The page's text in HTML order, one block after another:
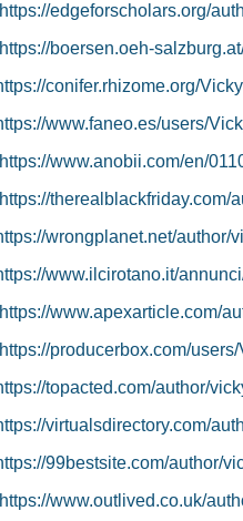
https://edgeforscholars.org/
https://boersen.oeh-
conifer.rhizome.org/
www.faneo.es/users/
https://www.anobii.com/en/
https://therealblackfriday.com/
wrongplanet.net/author/
www.ilcirotano.it/
https://www.apexarticle.com/
https://producerbox.com/
topacted.com/author/
virtualsdirectory.com/
99bestsite.com/author/
https://www.outlived.co.uk/